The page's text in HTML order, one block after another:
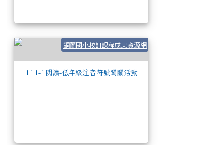
銅蘭國小校訂課程成果資源網
111-1閱讀-低年級注音符號闖關活動